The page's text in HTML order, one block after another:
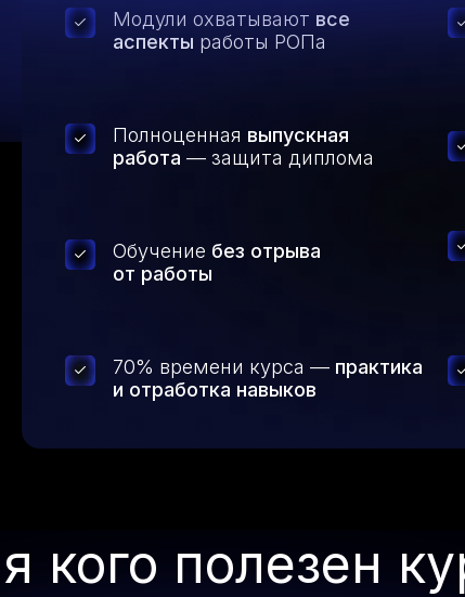
Программа
Что вас
Модули охватывают все
аспекты работы РОПа
Полноценная выпускная
работа — защита диплома
Обучение без отрыва
от работы
70% времени курса — практика
и отработка навыков
кого полезен